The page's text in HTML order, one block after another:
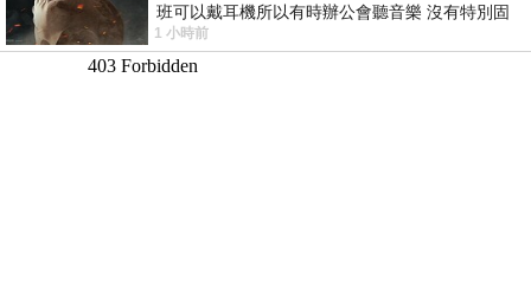
班可以戴耳機所以有時辦公會聽音樂 沒有特別固
定哪天但就是一周某一天會固定聽'90
1 小時前